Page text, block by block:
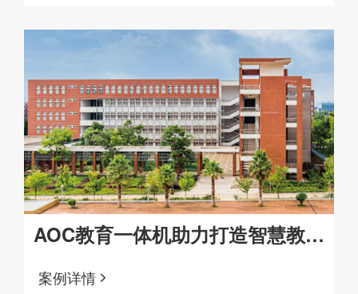
AOC教育一体机助力打造智慧教
室！
案例详情